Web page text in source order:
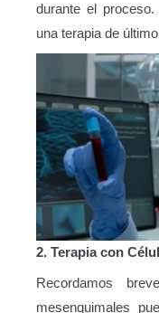
durante el
una terapia de
2. Terapia con
Recordamos
mesenquimales